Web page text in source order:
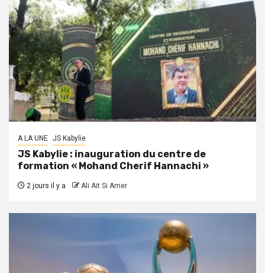
A LA UNE JS Kabylie
JS Kabylie : inauguration du centre de
formation « Mohand Cherif Hannachi »
2 jours il y a Ali Ait Si Amer